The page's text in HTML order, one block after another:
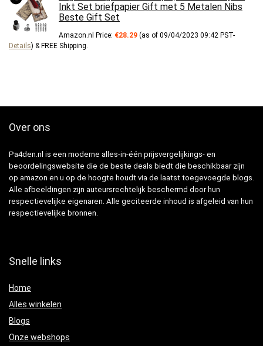
Inkt Set briefpapier Gift met 5 Metalen Nibs
Beste Gift Set
Amazon.nl Price: €28.29 (as of 09/04/2023 09:42 PST-
Details) & FREE Shipping
Over ons
Pa4den.nl is een moderne alles-in-één prijsvergelijkings- en
beoordelingswebsite die de beste deals biedt die beschikbaar zijn
op amazon en u op de hoogte houdt via de laatst toegevoegde blogs.
Alle afbeeldingen zijn auteursrechtelijk beschermd door hun
respectievelijke eigenaren. Alle geciteerde inhoud is afgeleid van hun
respectievelijke bronnen.
Snelle links
Home
Alles winkelen
Blogs
Onze webshops